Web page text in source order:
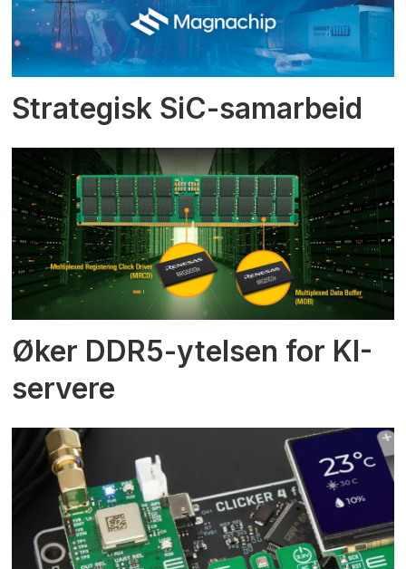
Strategisk SiC-samarbeid
Øker DDR5-ytelsen for KI-
servere